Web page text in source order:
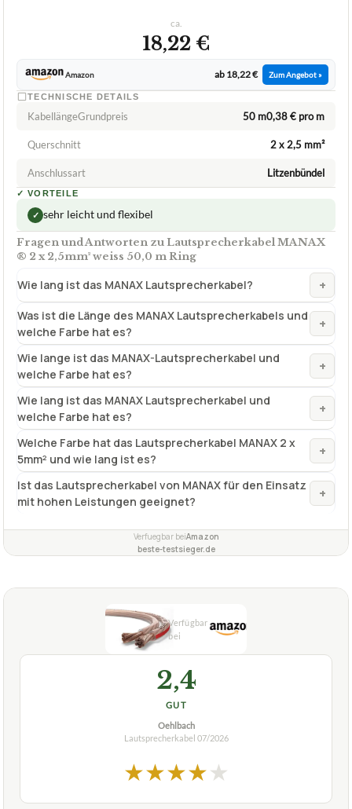
ca.
18,22 €
Amazon ab 18,22 € Zum Angebot »
TECHNISCHE DETAILS
KabellängeGrundpreis 50 m0,38 € pro m
Querschnitt 2 x 2,5 mm²
Anschlussart Litzenbündel
✓ VORTEILE
✓ sehr leicht und flexibel
Fragen und Antworten zu Lautsprecherkabel MANAX
® 2 x 2,5mm² weiss 50,0 m Ring
Wie lang ist das MANAX Lautsprecherkabel? +
Was ist die Länge des MANAX Lautsprecherkabels und
welche Farbe hat es?
+
Wie lange ist das MANAX-Lautsprecherkabel und
welche Farbe hat es?
+
Wie lang ist das MANAX Lautsprecherkabel und
welche Farbe hat es?
+
Welche Farbe hat das Lautsprecherkabel MANAX 2 x
5mm² und wie lang ist es?
+
Ist das Lautsprecherkabel von MANAX für den Einsatz
mit hohen Leistungen geeignet?
+
Verfuegbar beiAmazon
beste-testsieger.de
2,4
GUT
Oehlbach
Lautsprecherkabel 07/2026
★★★★★